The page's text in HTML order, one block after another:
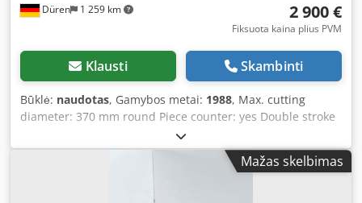
Düren 1 259 km 2 900 €
Fiksuota kaina plius PVM
Klausti Skambinti
Būklė: naudotas, Gamybos metai: 1988, Max. cutting
diameter: 370 mm round Piece counter: yes Double stroke
possible Dedpfx Ajupmwrofwokr
Mažas skelbimas